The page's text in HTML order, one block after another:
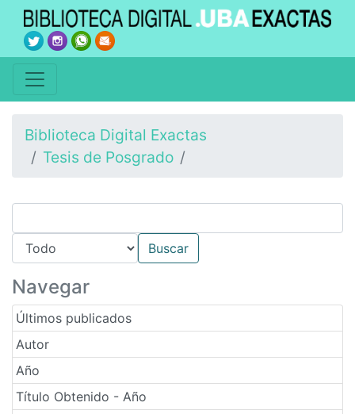
Biblioteca Digital Exactas
Tesis de Posgrado
Navegar
Últimos publicados
Autor
Año
Título Obtenido - Año